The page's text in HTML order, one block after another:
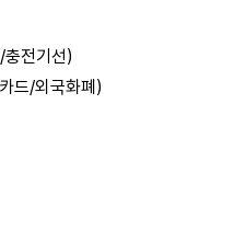
전기선)
드/외국화폐)